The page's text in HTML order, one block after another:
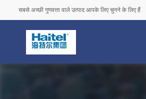
सबसे अच्छी गुणवत्ता वाले उत्पाद आपके लिए चुनने के लिए हैं